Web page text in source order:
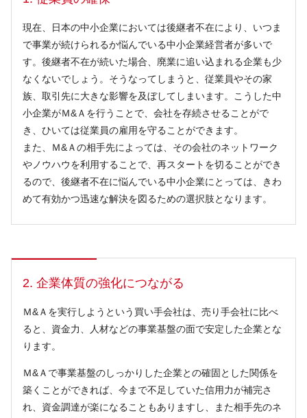
現在、日本の中小企業においては後継者不在により、いつま
で事業が続けられるか悩んでいる中小企業経営者が多いで
す。後継者不在が続いた場合、廃業に追い込まれる企業も少
なくないでしょう。そうなってしまうと、従業員やその家
族、取引先に大きな影響を及ぼしてしまいます。こうした中
小企業がＭ&Ａを行うことで、会社を存続させることがで
き、ひいては従業員の雇用を守ることができます。
また、Ｍ&Ａの相手先によっては、その会社のネットワーク
やノウハウを利用することで、再スタートを切ることができ
るので、後継者不在に悩んでいる中小企業にとっては、きわ
めて有効かつ迅速な解決を図るための選択肢となります。
2. 企業体質の強化につながる
Ｍ&Ａを実行しようという買い手会社は、売り手会社に比べ
ると、資金力、人材などの事業基盤の面で安定した企業とな
ります。
Ｍ&Ａで事業基盤のしっかりした企業との確固とした関係を
築くことができれば、今まで不足していた信用力が補完さ
れ、資金調達が楽になることもありますし、また相手先のネ